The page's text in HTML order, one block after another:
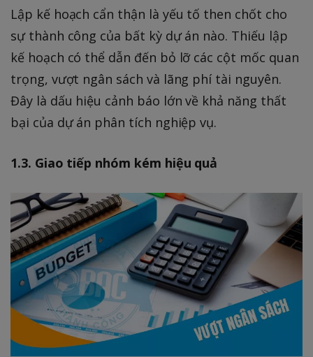
Lập kế hoạch cẩn thận là yếu tố then chốt cho
sự thành công của bất kỳ dự án nào. Thiếu lập
kế hoạch có thể dẫn đến bỏ lỡ các cột mốc quan
trọng, vượt ngân sách và lãng phí tài nguyên.
Đây là dấu hiệu cảnh báo lớn về khả năng thất
bại của dự án phân tích nghiệp vụ.
1.3. Giao tiếp nhóm kém hiệu quả